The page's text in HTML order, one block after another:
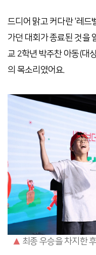
드디어 맑고 커다란 '레드
가던 대회가 종료된 것을
교 2학년 박주찬 아동(대
의 목소리였어요.
▲ 최종 우승을 차지한